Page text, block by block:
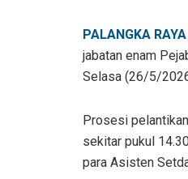
PALANGKA RAYA
jabatan enam
Selasa (26/5/
Prosesi
sekitar pukul
para Asisten